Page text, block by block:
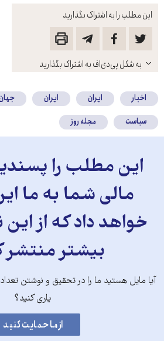
این مطلب را به اشتراک بگذارید
باز
کنید
به شکل پی‌دی‌اف به اشتراک بگذارید
اخبار ایران ایران
سیاست
مجله روز
این مطلب را
مالی شما به ما
خواهد داد که از
بیشتر منتشر
آیا مایل هستید ما را در تحقیق و نوشتن
یاری کنید؟